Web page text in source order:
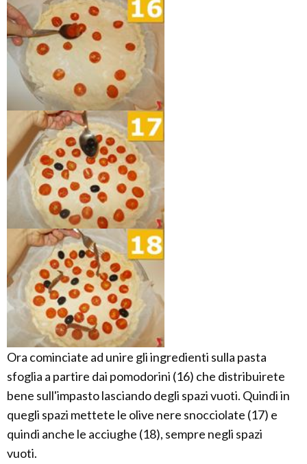
Ora cominciate ad unire gli ingredienti sulla pasta
sfoglia a partire dai pomodorini (16) che distribuirete
bene sull'impasto lasciando degli spazi vuoti. Quindi in
quegli spazi mettete le olive nere snocciolate (17) e
quindi anche le acciughe (18), sempre negli spazi
vuoti.